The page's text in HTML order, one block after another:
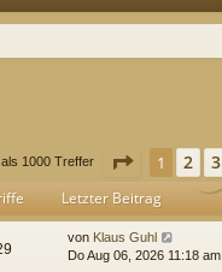
1000 Treffer Seite 1von
1 2 3
Letzter Beitrag
von Klaus Guhl
Do Aug 06, 2026 11:18 am